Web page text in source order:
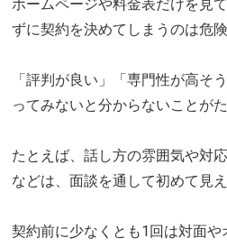
ホームページや料金表だけを見
ずに契約を決めてしまうのは危険
「評判が良い」「専門性が高そ
ってみないと分からないことが
たとえば、話し方の雰囲気や対
などは、面談を通して初めて見
契約前に少なくとも1回は対面